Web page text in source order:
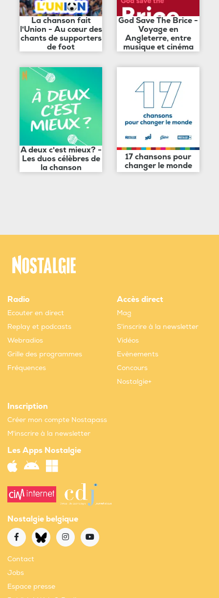
La chanson fait
l'Union - Au cœur des
chants de supporters
de foot
God Save The Brice -
Voyage en
Angleterre, entre
musique et cinéma
A deux c'est mieux? -
Les duos célèbres de
la chanson
17 chansons pour
changer le monde
Radio
Ecouter en direct
Replay et podcasts
Webradios
Grille des programmes
Fréquences
Accès direct
Mag
S'inscrire à la newsletter
Vidéos
Evènements
Concours
Nostalgie+
Inscription
Créer mon compte Nostapass
M'inscrire à la newsletter
Les Apps Nostalgie
Nostalgie belgique
Contact
Jobs
Espace presse